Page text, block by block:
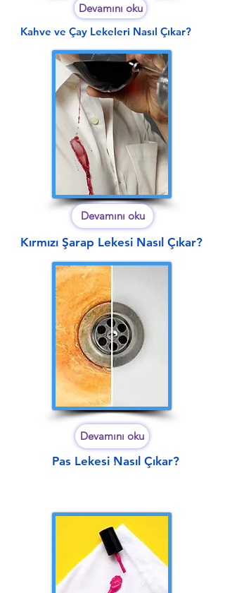
Devamını oku
Kahve ve Çay Lekeleri Nasıl Çıkar?
Devamını oku
Kırmızı Şarap Lekesi Nasıl Çıkar?
Devamını oku
Pas Lekesi Nasıl Çıkar?